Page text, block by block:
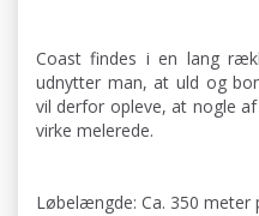
Coast findes i en lang
udnytter man, at uld og
vil derfor opleve, at nogle
virke melerede.
Løbelængde: Ca. 350 meter